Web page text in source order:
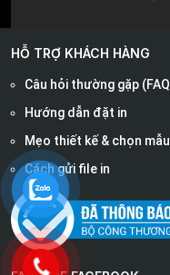
HỖ TRỢ KHÁCH HÀNG
Câu hỏi thường gặp
Hướng dẫn đặt in
Mẹo thiết kế & chọn mẫu
Cách gửi file in